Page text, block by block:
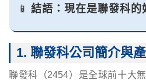
📱 結語：現在是聯發科的
1. 聯發科公司簡介與
聯發科（2454）是全球前十大